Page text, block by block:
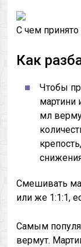
С чем принято
Как
Чтобы
мартини
мл
Смешивать
или же 1:1:1,
Самым
вермут.